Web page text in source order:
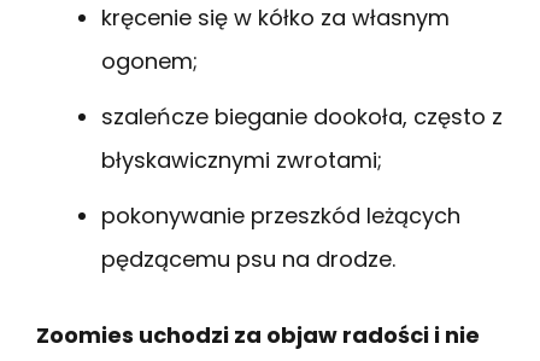
kręcenie się w kółko za własnym
ogonem;
szaleńcze bieganie dookoła, często z
błyskawicznymi zwrotami;
pokonywanie przeszkód leżących
pędzącemu psu na drodze.
Zoomies uchodzi za objaw radości i nie